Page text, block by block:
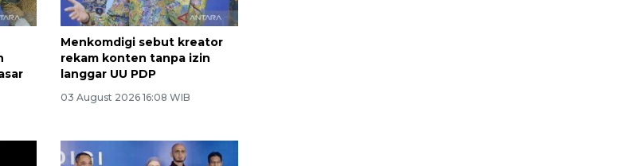
Menkomdigi sebut kreator
rekam konten tanpa izin
langgar UU PDP
03 August 2026 16:08 WIB